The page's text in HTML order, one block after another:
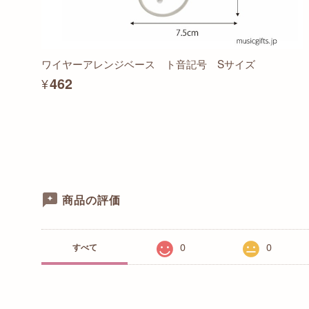
ワイヤーアレンジベース ト音記号 Sサイズ
¥462
商品の評価
すべて 0 0